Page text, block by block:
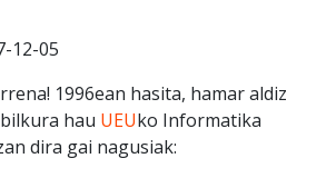
12-05
1996ean hasita, hamar aldiz
bilkura hau UEUko Informatika
dira gai nagusiak: